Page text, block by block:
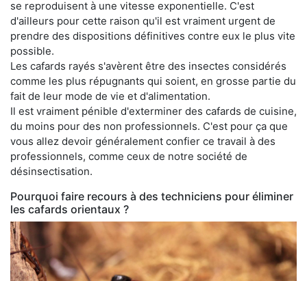
se reproduisent à une vitesse exponentielle. C'est
d'ailleurs pour cette raison qu'il est vraiment urgent de
prendre des dispositions définitives contre eux le plus vite
possible.
Les cafards rayés s'avèrent être des insectes considérés
comme les plus répugnants qui soient, en grosse partie du
fait de leur mode de vie et d'alimentation.
Il est vraiment pénible d'exterminer des cafards de cuisine,
du moins pour des non professionnels. C'est pour ça que
vous allez devoir généralement confier ce travail à des
professionnels, comme ceux de notre société de
désinsectisation.
Pourquoi faire recours à des techniciens pour éliminer
les cafards orientaux ?